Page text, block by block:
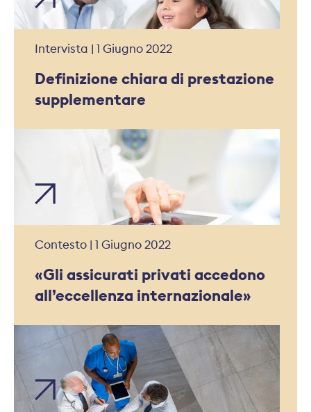
Intervista | 1 Giugno 2022
Definizione chiara di prestazione
supplementare
Contesto | 1 Giugno 2022
«Gli assicurati privati accedono
all’eccellenza internazionale»